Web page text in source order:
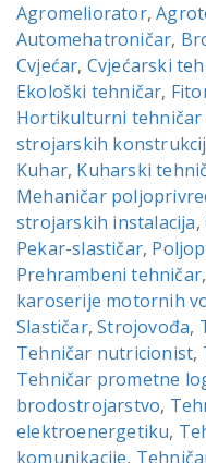
Agromeliorator,
Automehatroničar,
Cvjećar, Cvjećarski
Ekološki tehničar,
Hortikulturni tehničar
strojarskih
Kuhar, Kuharski
Mehaničar
strojarskih instalacija,
Pekar-slastičar,
Prehrambeni tehničar,
karoserije motornih
Slastičar,Strojovođa,
Tehničar nutricionist,
Tehničar prometne
brodostrojarstvo,
elektroenergetiku,
komunikacije,